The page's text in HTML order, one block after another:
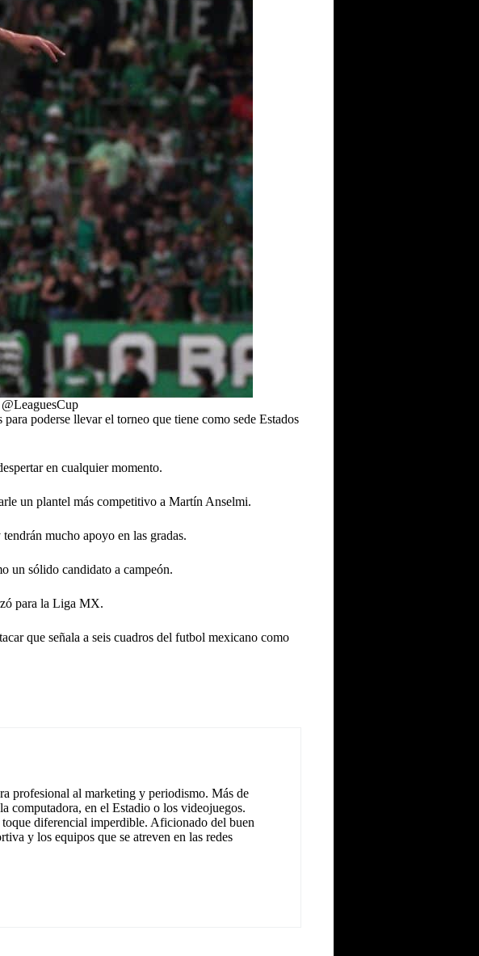
poderse llevar el torneo que tiene como sede Estados
en cualquier momento.
un plantel más competitivo a Martín Anselmi.
mucho apoyo en las gradas.
un sólido candidato a campeón.
para la Liga MX.
que señala a seis cuadros del futbol mexicano como
profesional al marketing y periodismo. Más de
computadora, en el Estadio o los videojuegos.
diferencial imperdible. Aficionado del buen
y los equipos que se atreven en las redes